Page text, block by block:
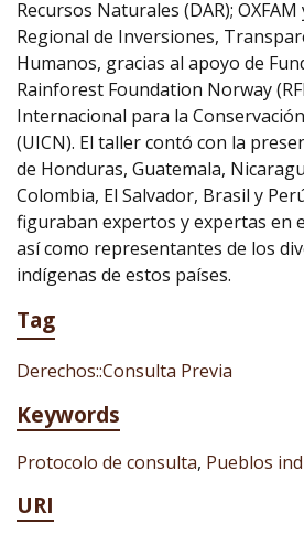
Recursos Naturales (DAR);
Regional de Inversiones,
Humanos, gracias al apoyo de
Rainforest Foundation Norway
Internacional para la
(UICN). El taller contó con la
de Honduras, Guatemala,
Colombia, El Salvador, Brasil y
figuraban expertos y expertas en
así como representantes de los
indígenas de estos países.
Tag
Derechos::Consulta Previa
Keywords
Protocolo de consulta, Pueblos
URI